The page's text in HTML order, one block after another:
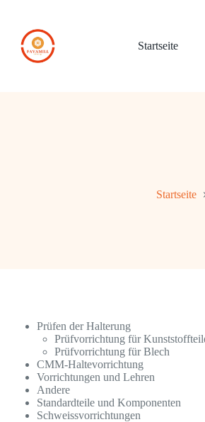
springen
Startseite
Startseite
Prüfen der Halterung
Prüfvorrichtung für
Prüfvorrichtung für Blech
CMM-Haltevorrichtung
Vorrichtungen und Lehren
Andere
Standardteile und Komponenten
Schweissvorrichtungen